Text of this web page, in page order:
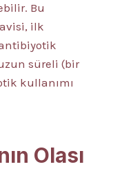
Bu
ilk
süreli (bir
kullanımı
Olası